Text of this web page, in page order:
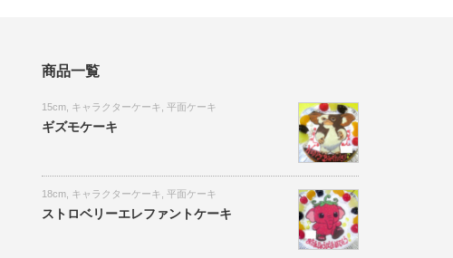
商品一覧
15cm キャラクターケーキ 平面ケーキ
ギズモケーキ
18cm キャラクターケーキ 平面ケーキ
ストロベリーエレファントケーキ